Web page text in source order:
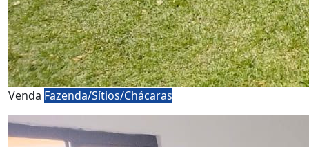
Venda Fazenda/Sítios/Chácaras